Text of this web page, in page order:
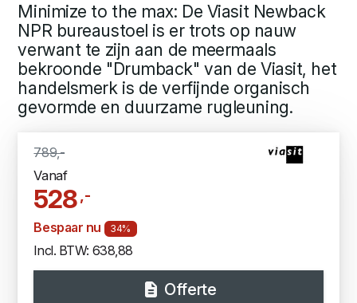
Minimize to the max: De Viasit Newback
NPR bureaustoel is er trots op nauw
verwant te zijn aan de meermaals
bekroonde "Drumback" van de Viasit, het
handelsmerk is de verfijnde organisch
gevormde en duurzame rugleuning.
789,-
Vanaf
528,-
Bespaar nu 34%
Incl. BTW: 638,88
Offerte